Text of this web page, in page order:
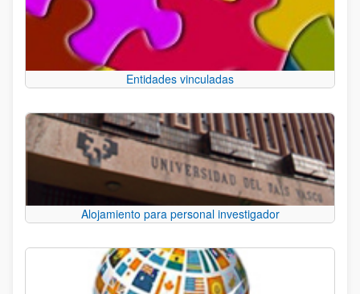
Entidades vinculadas
Alojamiento para personal investigador